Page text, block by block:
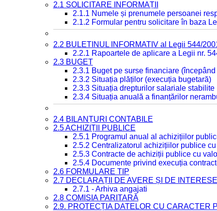
2.1 SOLICITARE INFORMAȚII
2.1.1 Numele și prenumele persoanei
2.1.2 Formular pentru solicitare în baza
2.2 BULETINUL INFORMATIV al Legii 544/
2.2.1 Rapoartele de aplicare a Legii nr.
2.3 BUGET
2.3.1 Buget pe surse financiare
2.3.2 Situația plăților (execuția bugetară)
2.3.3 Situația drepturilor salariale
2.3.4 Situația anuală a finanțărilor
2.4 BILANȚURI CONTABILE
2.5 ACHIZIȚII PUBLICE
2.5.1 Programul anual al achizițiilor
2.5.2 Centralizatorul achizițiilor publice
2.5.3 Contracte de achiziții publice cu
2.5.4 Documente privind execuția
2.6 FORMULARE TIP
2.7 DECLARAȚII DE AVERE ȘI DE INTERESE
2.7.1 - Arhiva angajati
2.8 COMISIA PARITARĂ
2.9. PROTECȚIA DATELOR CU CARACTER